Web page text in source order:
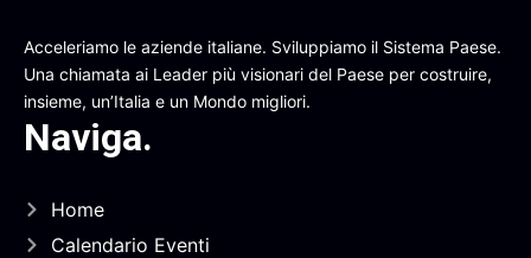
Acceleriamo le aziende italiane. Sviluppiamo il Sistema Paese.
Una chiamata ai Leader più visionari del Paese per costruire,
insieme, un’Italia e un Mondo migliori.
Naviga.
Home
Calendario Eventi